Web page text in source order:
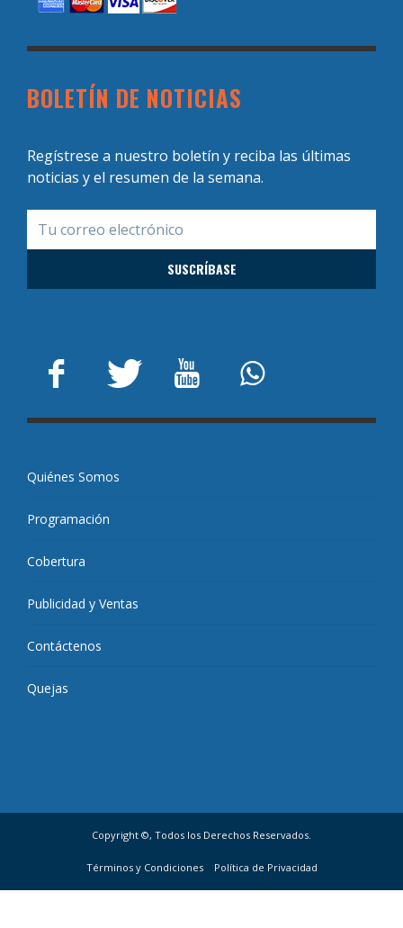
BOLETÍN DE NOTICIAS
Regístrese a nuestro boletín y reciba las últimas
noticias y el resumen de la semana.
Quiénes Somos
Programación
Cobertura
Publicidad y Ventas
Contáctenos
Quejas
Copyright ©, Todos los Derechos Reservados.
Términos y Condiciones Política de Privacidad